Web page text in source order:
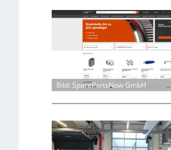
Bild: SparePartsNow GmbH